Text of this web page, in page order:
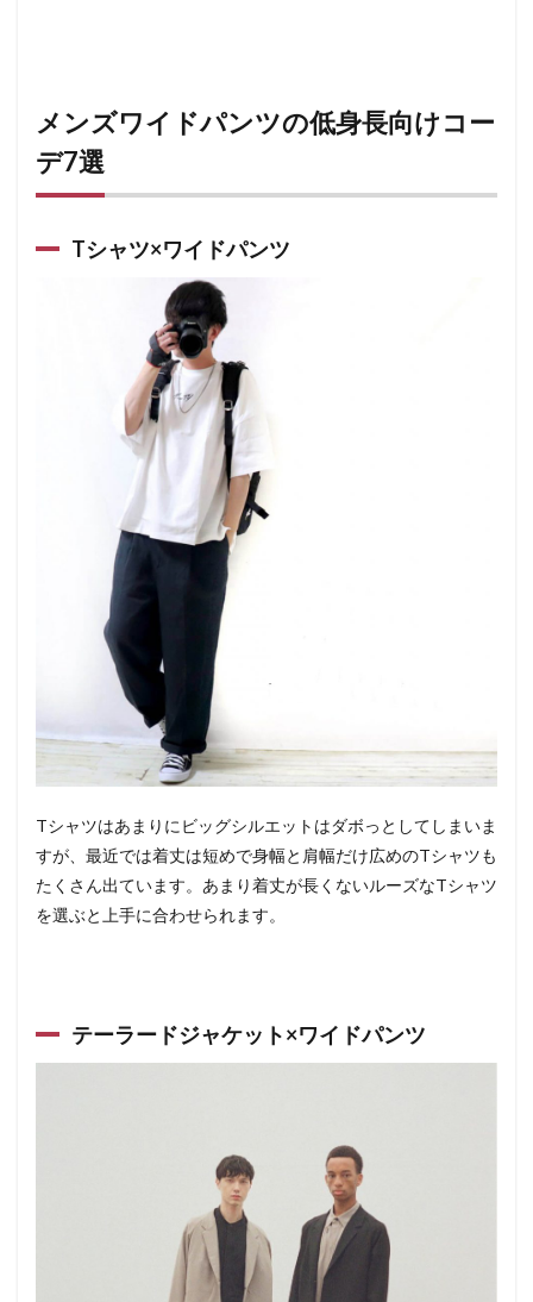
メンズワイドパンツの低身長向けコー
デ7選
Tシャツ×ワイドパンツ
Tシャツはあまりにビッグシルエットはダボっとしてしまいま
すが、最近では着丈は短めで身幅と肩幅だけ広めのTシャツも
たくさん出ています。あまり着丈が長くないルーズなTシャツ
を選ぶと上手に合わせられます。
テーラードジャケット×ワイドパンツ